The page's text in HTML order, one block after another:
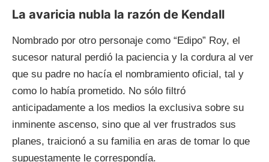
La avaricia nubla la razón de Kendall
Nombrado por otro personaje como “Edipo” Roy, el
sucesor natural perdió la paciencia y la cordura al ver
que su padre no hacía el nombramiento oficial, tal y
como lo había prometido. No sólo filtró
anticipadamente a los medios la exclusiva sobre su
inminente ascenso, sino que al ver frustrados sus
planes, traicionó a su familia en aras de tomar lo que
supuestamente le correspondía.